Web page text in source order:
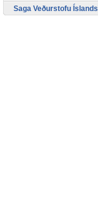
Saga Veðurstofu Íslands